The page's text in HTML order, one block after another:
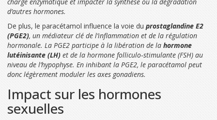
charge enzymatique et impacter la synthèse ou la dégradation
d’autres hormones.
De plus, le paracétamol influence la voie du prostaglandine E2
(PGE2), un médiateur clé de l’inflammation et de la régulation
hormonale. La PGE2 participe à la libération de la hormone
lutéinisante (LH) et de la hormone folliculo‑stimulante (FSH) au
niveau de l’hypophyse. En inhibant la PGE2, le paracétamol peut
donc légèrement moduler les axes gonadiens.
Impact sur les hormones
sexuelles